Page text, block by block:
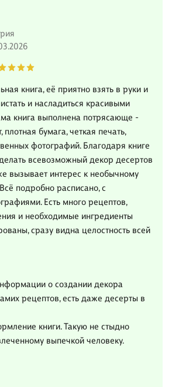
книга, её приятно взять в руки и
и насладиться красивыми
книга выполнена потрясающе -
бумага, четкая печать,
фотографий. Благодаря книге
всевозможный декор десертов
вызывает интерес к необычному
подробно расписано, с
Есть много рецептов,
и необходимые ингредиенты
сразу видна целостность всей
о создании декора
рецептов, есть даже десерты в
книги. Такую не стыдно
выпечкой человеку.